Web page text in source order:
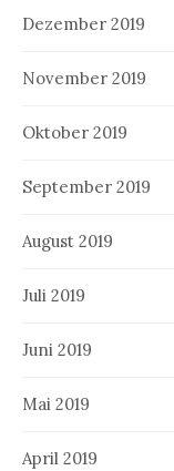
Dezember 2019
November 2019
Oktober 2019
September 2019
August 2019
Juli 2019
Juni 2019
Mai 2019
April 2019